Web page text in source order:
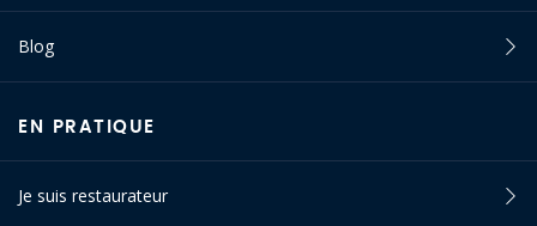
Blog
EN PRATIQUE
Je suis restaurateur